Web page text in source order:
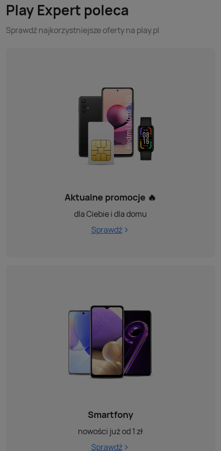
Play Expert poleca
Sprawdź najkorzystniejsze oferty na play.pl
Aktualne promocje 🔥
dla Ciebie i dla domu
Sprawdź
Smartfony
nowości już od 1 zł
Sprawdź